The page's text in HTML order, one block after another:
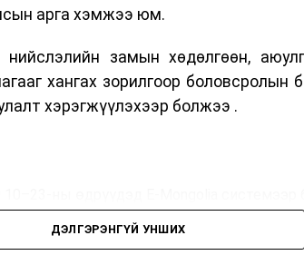
арга хэмжээ юм.
замын хөдөлгөөн,
хангах зорилгоор боловсролын
хэрэгжүүлэхээр болжээ .
ДЭЛГЭРЭНГҮЙ УНШИХ